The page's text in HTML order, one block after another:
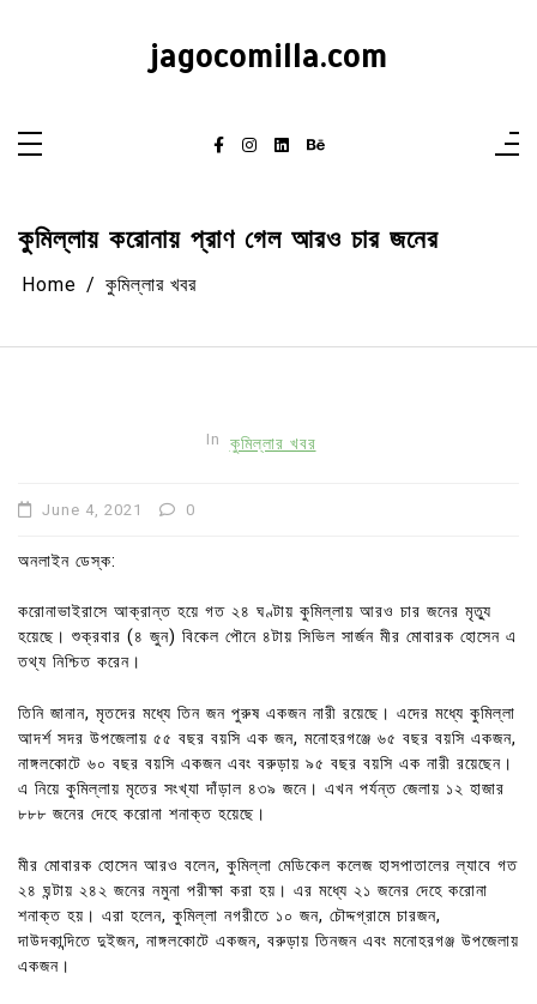
jagocomilla.com
কুমিল্লায় করোনায় প্রাণ গেল আরও চার জনের
Home কুমিল্লার খবর
In কুমিল্লার খবর
June 4, 2021 0
অনলাইন ডেস্ক:
করোনাভাইরাসে আক্রান্ত হয়ে গত ২৪ ঘণ্টায় কুমিল্লায় আরও চার জনের মৃত্যু
হয়েছে। শুক্রবার (৪ জুন) বিকেল পৌনে ৪টায় সিভিল সার্জন মীর মোবারক হোসেন এ
তথ্য নিশ্চিত করেন।
তিনি জানান, মৃতদের মধ্যে তিন জন পুরুষ একজন নারী রয়েছে। এদের মধ্যে কুমিল্লা
আদর্শ সদর উপজেলায় ৫৫ বছর বয়সি এক জন, মনোহরগঞ্জে ৬৫ বছর বয়সি একজন,
নাঙ্গলকোটে ৬০ বছর বয়সি একজন এবং বরুড়ায় ৯৫ বছর বয়সি এক নারী রয়েছেন।
এ নিয়ে কুমিল্লায় মৃতের সংখ্যা দাঁড়াল ৪৩৯ জনে। এখন পর্যন্ত জেলায় ১২ হাজার
৮৮৮ জনের দেহে করোনা শনাক্ত হয়েছে।
মীর মোবারক হোসেন আরও বলেন, কুমিল্লা মেডিকেল কলেজ হাসপাতালের ল্যাবে গত
২৪ ঘন্টায় ২৪২ জনের নমুনা পরীক্ষা করা হয়। এর মধ্যে ২১ জনের দেহে করোনা
শনাক্ত হয়। এরা হলেন, কুমিল্লা নগরীতে ১০ জন, চৌদ্দগ্রামে চারজন,
দাউদকান্দিতে দুইজন, নাঙ্গলকোটে একজন, বরুড়ায় তিনজন এবং মনোহরগঞ্জ উপজেলায়
একজন।